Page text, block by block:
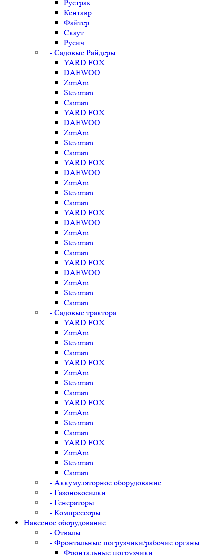
Рустрак
Кентавр
Файтер
Скаут
Русич
- Садовые Райдеры
YARD FOX
DAEWOO
ZimAni
Steviman
Caiman
YARD FOX
DAEWOO
ZimAni
Steviman
Caiman
YARD FOX
DAEWOO
ZimAni
Steviman
Caiman
YARD FOX
DAEWOO
ZimAni
Steviman
Caiman
YARD FOX
DAEWOO
ZimAni
Steviman
Caiman
- Садовые трактора
YARD FOX
ZimAni
Steviman
Caiman
YARD FOX
ZimAni
Steviman
Caiman
YARD FOX
ZimAni
Steviman
Caiman
YARD FOX
ZimAni
Steviman
Caiman
- Аккумуляторное оборудование
- Газонокосилки
- Генераторы
- Компрессоры
Навесное оборудование
- Отвалы
- Фронтальные погрузчики/рабочие органы
Фронтальные погрузчики